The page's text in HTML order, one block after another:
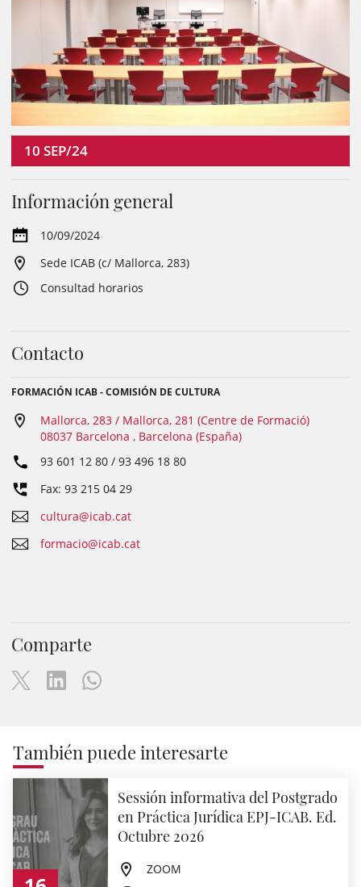
10 SEP/24
Información general
10/09/2024
Sede ICAB (c/ Mallorca, 283)
Consultad horarios
Contacto
FORMACIÓN ICAB - COMISIÓN DE CULTURA
Mallorca, 283 / Mallorca, 281 (Centre de Formació)
08037 Barcelona , Barcelona (España)
93 601 12 80 / 93 496 18 80
Fax: 93 215 04 29
cultura@icab.cat
formacio@icab.cat
Comparte
También puede interesarte
Sessión informativa del Postgrado
en Práctica Jurídica EPJ-ICAB. Ed.
Octubre 2026
ZOOM